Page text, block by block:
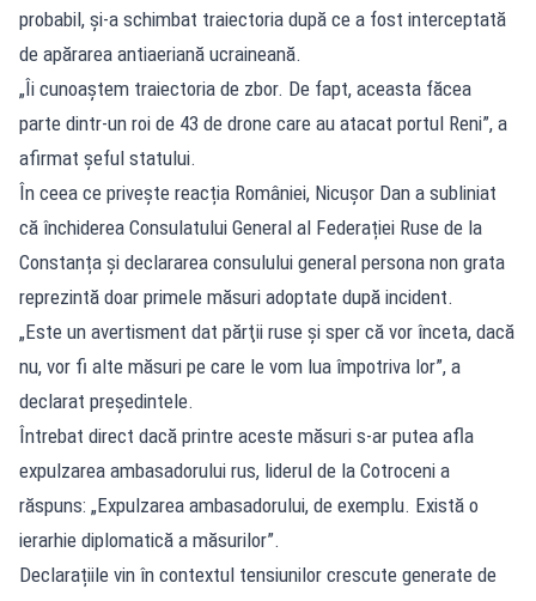
probabil, și-a schimbat traiectoria după ce a fost interceptată
de apărarea antiaeriană ucraineană.
„Îi cunoaştem traiectoria de zbor. De fapt, aceasta făcea
parte dintr-un roi de 43 de drone care au atacat portul Reni”, a
afirmat șeful statului.
În ceea ce privește reacția României, Nicușor Dan a subliniat
că închiderea Consulatului General al Federației Ruse de la
Constanța și declararea consulului general persona non grata
reprezintă doar primele măsuri adoptate după incident.
„Este un avertisment dat părţii ruse şi sper că vor înceta, dacă
nu, vor fi alte măsuri pe care le vom lua împotriva lor”, a
declarat președintele.
Întrebat direct dacă printre aceste măsuri s-ar putea afla
expulzarea ambasadorului rus, liderul de la Cotroceni a
răspuns: „Expulzarea ambasadorului, de exemplu. Există o
ierarhie diplomatică a măsurilor”.
Declarațiile vin în contextul tensiunilor crescute generate de